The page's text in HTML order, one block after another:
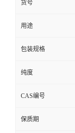
货号
用途
包装规格
纯度
CAS编号
保质期